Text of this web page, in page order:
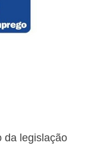
da legislação